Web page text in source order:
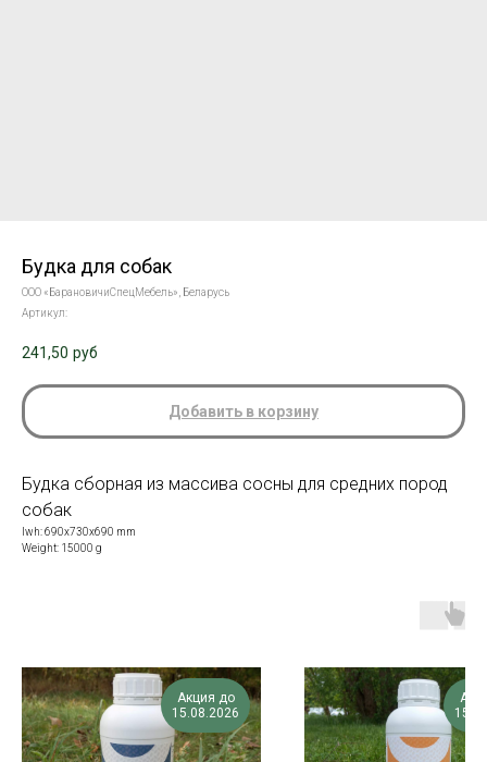
Будка для собак
ООО «БарановичиСпецМебель», Беларусь
Артикул:
241,50 руб
Добавить в корзину
Будка сборная из массива сосны для средних пород
собак
lwh: 690x730x690 mm
Weight: 15000 g
Акция до
15.08.2026